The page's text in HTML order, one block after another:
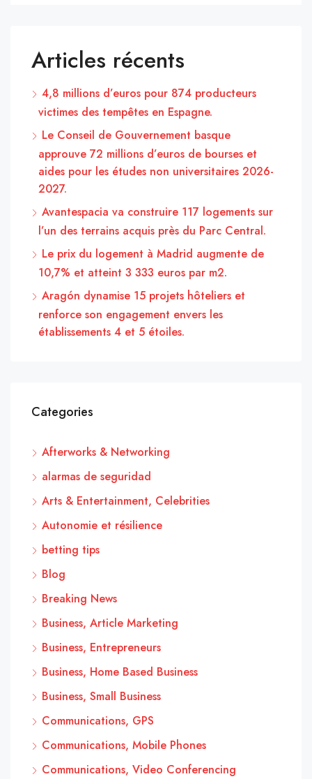
Articles récents
4,8 millions d’euros pour 874 producteurs
victimes des tempêtes en Espagne.
Le Conseil de Gouvernement basque
approuve 72 millions d’euros de bourses et
aides pour les études non universitaires 2026-
2027.
Avantespacia va construire 117 logements sur
l’un des terrains acquis près du Parc Central.
Le prix du logement à Madrid augmente de
10,7% et atteint 3 333 euros par m2.
Aragón dynamise 15 projets hôteliers et
renforce son engagement envers les
établissements 4 et 5 étoiles.
Categories
Afterworks & Networking
alarmas de seguridad
Arts & Entertainment, Celebrities
Autonomie et résilience
betting tips
Blog
Breaking News
Business, Article Marketing
Business, Entrepreneurs
Business, Home Based Business
Business, Small Business
Communications, GPS
Communications, Mobile Phones
Communications, Video Conferencing